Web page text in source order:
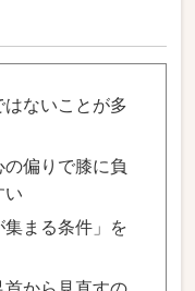
ないことが多
偏りで膝に負
い
まる条件」を